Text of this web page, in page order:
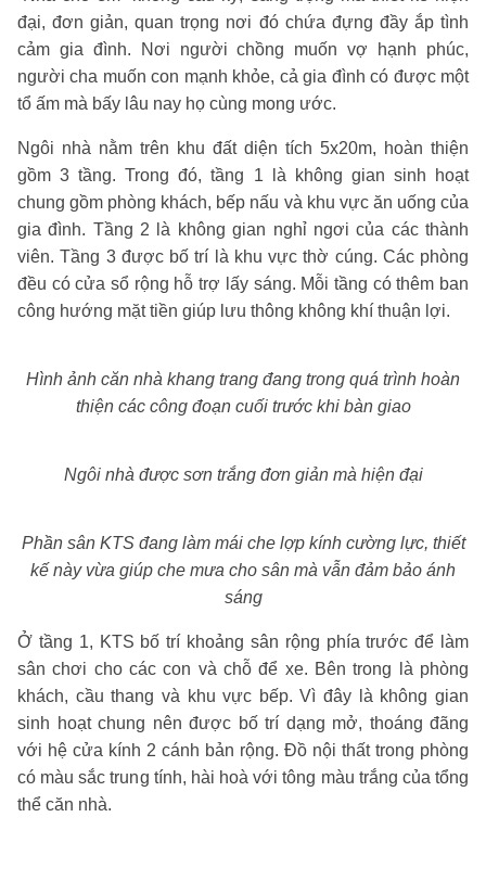
đại, đơn giản, quan trọng nơi đó chứa đựng đầy ắp tình
cảm gia đình. Nơi người chồng muốn vợ hạnh phúc,
người cha muốn con mạnh khỏe, cả gia đình có được một
tổ ấm mà bấy lâu nay họ cùng mong ước.
Ngôi nhà nằm trên khu đất diện tích 5x20m, hoàn thiện
gồm 3 tầng. Trong đó, tầng 1 là không gian sinh hoạt
chung gồm phòng khách, bếp nấu và khu vực ăn uống của
gia đình. Tầng 2 là không gian nghỉ ngơi của các thành
viên. Tầng 3 được bố trí là khu vực thờ cúng. Các phòng
đều có cửa sổ rộng hỗ trợ lấy sáng. Mỗi tầng có thêm ban
công hướng mặt tiền giúp lưu thông không khí thuận lợi.
Hình ảnh căn nhà khang trang đang trong quá trình hoàn
thiện các công đoạn cuối trước khi bàn giao
Ngôi nhà được sơn trắng đơn giản mà hiện đại
Phần sân KTS đang làm mái che lợp kính cường lực, thiết
kế này vừa giúp che mưa cho sân mà vẫn đảm bảo ánh
sáng
Ở tầng 1, KTS bố trí khoảng sân rộng phía trước để làm
sân chơi cho các con và chỗ để xe. Bên trong là phòng
khách, cầu thang và khu vực bếp. Vì đây là không gian
sinh hoạt chung nên được bố trí dạng mở, thoáng đãng
với hệ cửa kính 2 cánh bản rộng. Đồ nội thất trong phòng
có màu sắc trung tính, hài hoà với tông màu trắng của tổng
thể căn nhà.